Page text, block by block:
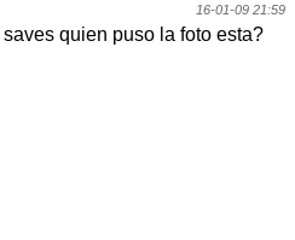
16-01-09 21:59
quien puso la foto esta?